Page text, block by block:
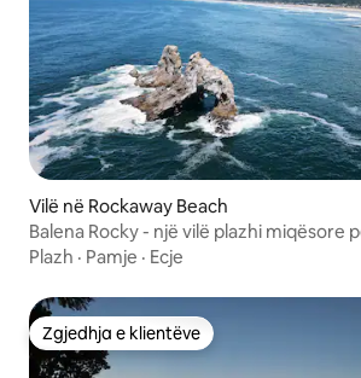
Vilë në Rockaway Beach
Balena Rocky - një vilë plazhi miqësore
shtëpiake.
Plazh · Pamje · Ecje
Zgjedhja e klientëve
Zgjedhja e klientëve